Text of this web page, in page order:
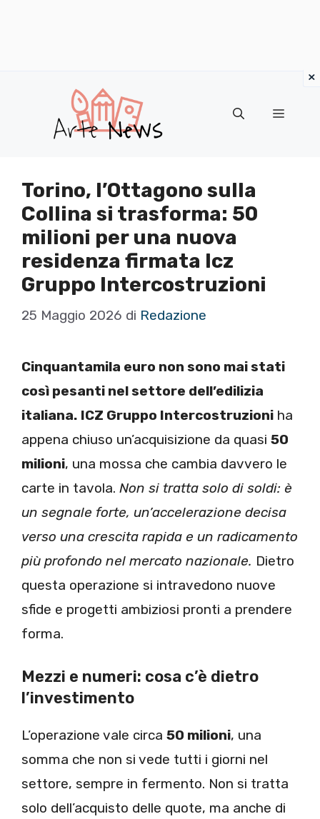
contenuto
Menu
Torino, l’Ottagono sulla
Collina si trasforma: 50
milioni per una nuova
residenza firmata Icz
Gruppo Intercostruzioni
25 Maggio 2026 di Redazione
Cinquantamila euro non sono mai stati
così pesanti nel settore dell’edilizia
italiana. ICZ Gruppo Intercostruzioni ha
appena chiuso un’acquisizione da quasi 50
milioni, una mossa che cambia davvero le
carte in tavola. Non si tratta solo di soldi: è
un segnale forte, un’accelerazione decisa
verso una crescita rapida e un radicamento
più profondo nel mercato nazionale. Dietro
questa operazione si intravedono nuove
sfide e progetti ambiziosi pronti a prendere
forma.
Mezzi e numeri: cosa c’è dietro
l’investimento
L’operazione vale circa 50 milioni, una
somma che non si vede tutti i giorni nel
settore, sempre in fermento. Non si tratta
solo dell’acquisto delle quote, ma anche di
×